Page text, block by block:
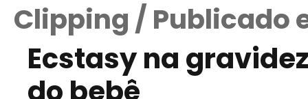
Clipping / Publicado
Ecstasy na
do bebê